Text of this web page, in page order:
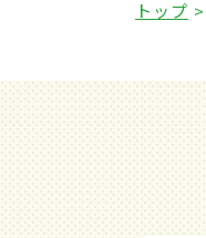
トップ